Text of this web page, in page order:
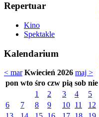
Repertuar
Kino
Spektakle
Kalendarium
< mar Kwiecień 2026 maj >
pon wto śro czw pią sob nie
1
2 3 4
5
6
7 8 9 10 11
12